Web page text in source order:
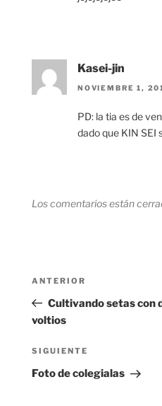
Kasei-jin
NOVIEMBRE 1,
PD: la tia es de
dado que KIN SEI
Los comentarios están
entradas
Entrada
anterior:
ANTERIOR
Cultivando setas con
voltios
Siguiente
entrada
SIGUIENTE
Foto de colegialas